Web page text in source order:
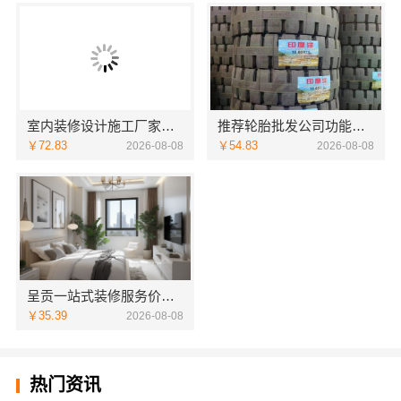
室内装修设计施工厂家江西圣匠新型环保材料有限公司
￥72.83 2026-08-08
推荐轮胎批发公司功能，湖北省腾冠畅更全
￥54.83 2026-08-08
呈贡一站式装修服务价格表，咨询云南至高新型建材有限公司
￥35.39 2026-08-08
热门资讯